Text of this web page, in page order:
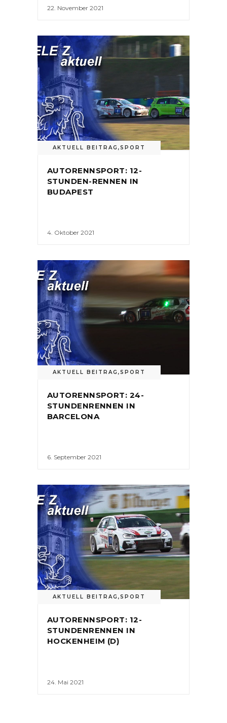
22. November 2021
AKTUELL BEITRAG ,SPORT
AUTORENNSPORT: 12-
STUNDEN-RENNEN IN
BUDAPEST
4. Oktober 2021
AKTUELL BEITRAG ,SPORT
AUTORENNSPORT: 24-
STUNDENRENNEN IN
BARCELONA
6. September 2021
AKTUELL BEITRAG ,SPORT
AUTORENNSPORT: 12-
STUNDENRENNEN IN
HOCKENHEIM (D)
24. Mai 2021